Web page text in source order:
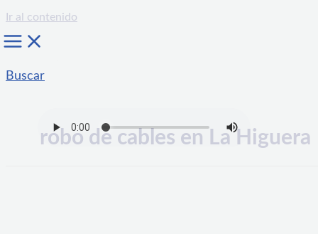
Ir al contenido
Buscar
robo de cables en La Higuera